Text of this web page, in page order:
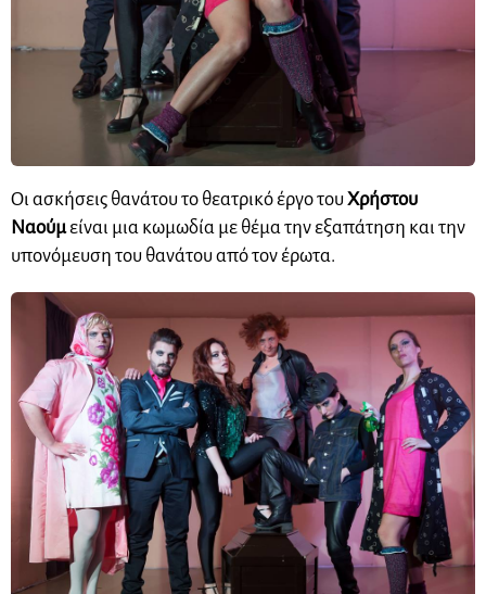
Oι ασκήσεις θανάτου το θεατρικό έργο τουΧρήστου
Ναούμείναι μια κωμωδία με θέμα την εξαπάτηση και την
υπονόμευση του θανάτου από τον έρωτα.